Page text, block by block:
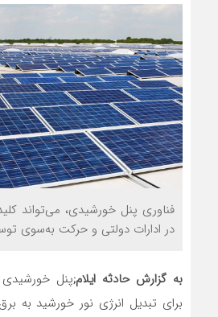
فناوری پنل خورشیدی، می‌تواند
در ادارات دولتی و حرکت به‌سوی
به گزارش حادثه ایلام;پنل
برای تبدیل انرژی نور خورشید به